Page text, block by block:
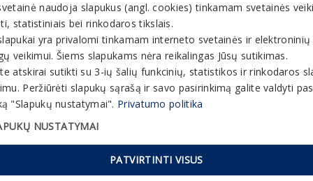
© 2026 Gaivuskvapas.lt Interneto tinklapio turinys,
įskaitant jo tekstą, vaizdinę medžiagą, grafinį
apipavidalinimą, prekių ženklus ir kt., yra bendrovės
ir partnerių nuosavybė. Interneto tinklapyje esančią
medžiagą, informaciją ir bet kokią intelektinę
išankstinio rašytinio bendrovės sutikimo yra
naudoja slapukus (angl. cookies) tinkamam svetainės
statistiniais bei rinkodaros tikslais.
yra privalomi tinkamam interneto svetainės ir elektroninių
veikimui. Šiems slapukams nėra reikalingas Jūsų sutikimas.
atskirai sutikti su 3-ių šalių funkcinių, statistikos ir rinkodaros
Peržiūrėti slapukų sąrašą ir savo pasirinkimą galite valdyti
"Slapukų nustatymai". Privatumo politika
NUSTATYMAI
PATVIRTINTI VISUS